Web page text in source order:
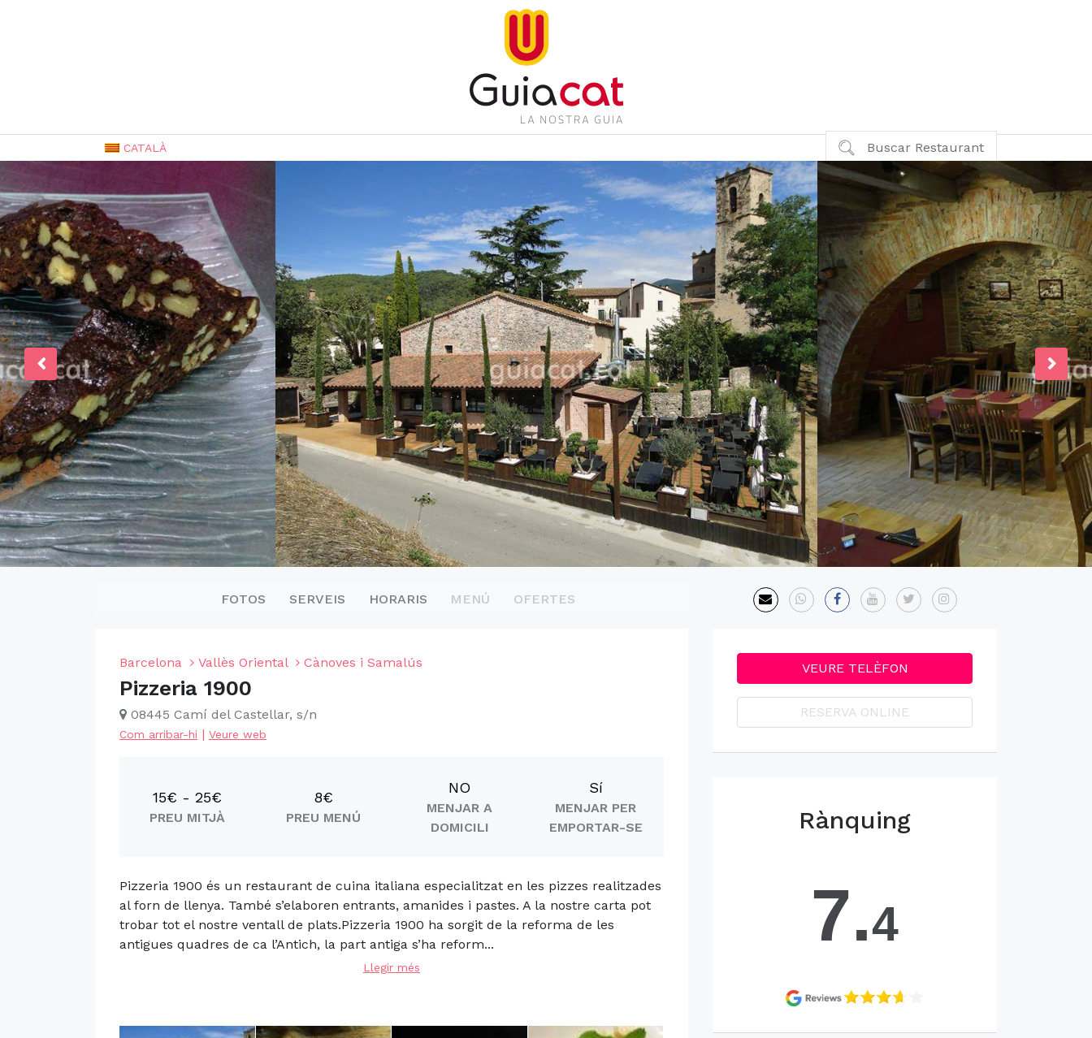
CATALÀ Buscar Restaurant
FOTOS SERVEIS HORARIS MENÚ OFERTES
Barcelona Vallès Oriental Cànoves i Samalús
Pizzeria 1900
08445 Camí del Castellar, s/n
Com arribar-hi | Veure web
15€ - 25€
PREU MITJÀ
8€
PREU MENÚ
NO
MENJAR A
DOMICILI
Sí
MENJAR PER
EMPORTAR-SE
Pizzeria 1900 és un restaurant de cuina italiana especialitzat en les pizzes realitzades
al forn de llenya. També s’elaboren entrants, amanides i pastes. A la nostre carta pot
trobar tot el nostre ventall de plats.Pizzeria 1900 ha sorgit de la reforma de les
antigues quadres de ca l’Antich, la part antiga s’ha reform...
Llegir més
VEURE TELÈFON
RESERVA ONLINE
Rànquing
7.4